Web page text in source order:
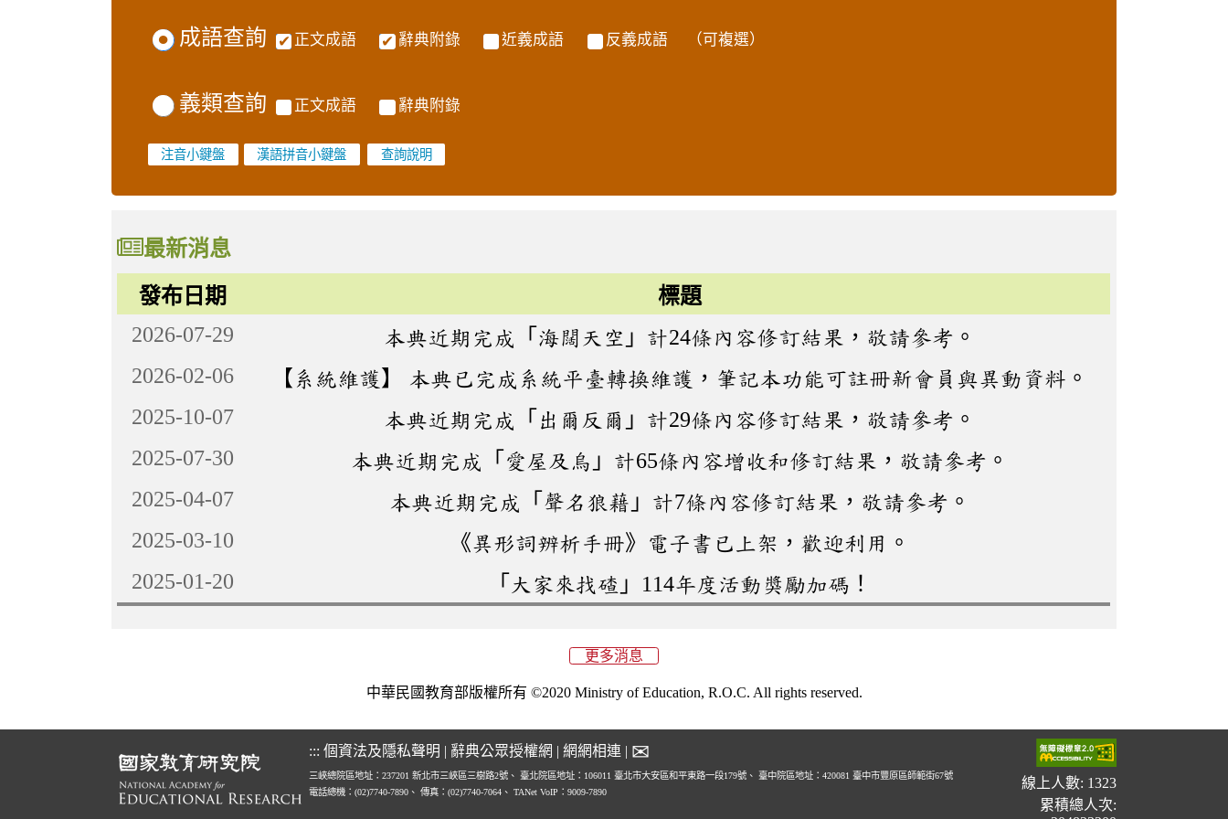
成語查詢 正文成語 辭典附錄 近義成語 反義成語 （可複選）
義類查詢 正文成語 辭典附錄
注音小鍵盤 漢語拼音小鍵盤
最新消息
發布日期
標題
2026-07-29
本典近期完成「海闊天空」計24條內容修訂結果，敬請參考。
2026-02-06
【系統維護】 本典已完成系統平臺轉換維護，筆記本功能可註冊新會員與異動資料。
2025-10-07
本典近期完成「出爾反爾」計29條內容修訂結果，敬請參考。
2025-07-30
本典近期完成「愛屋及烏」計65條內容增收和修訂結果，敬請參考。
2025-04-07
本典近期完成「聲名狼藉」計7條內容修訂結果，敬請參考。
2025-03-10
《異形詞辨析手冊》電子書已上架，歡迎利用。
2025-01-20
「大家來找碴」114年度活動獎勵加碼！
更多消息
中華民國教育部版權所有 ©2020 Ministry of Education, R.O.C. All rights reserved.
::: 個資法及隱私聲明 | 辭典公眾授權網 | 網網相連 | ✉
三峽總院區地址：237201 新北市三峽區三樹路2號、 臺北院區地址：106011 臺北市大安區和平東路一段179號、 臺中院區地址：420081 臺中市豐原區師範街67號
電話總機：(02)7740-7890、 傳真：(02)7740-7064、 TANet VoIP：9009-7890
線上人數: 1323
累積總人次: